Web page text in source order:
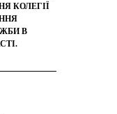
КОЛЕГІЇ
В